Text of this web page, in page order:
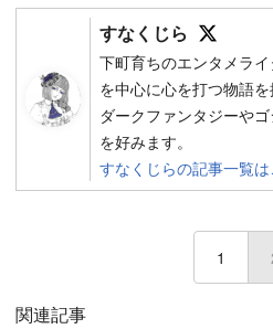
すなくじら
下町育ちのエンタメラ
を中心に心を打つ物語を
ダークファンタジーや
を好みます。
すなくじらの記事一覧は
1
関連記事